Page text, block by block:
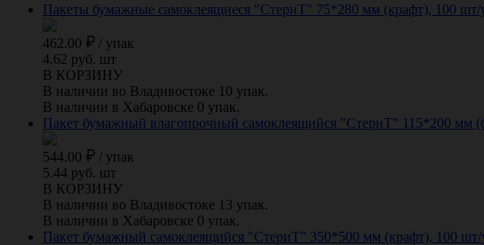
Пакеты бумажные самоклеящиеся "СтериТ" 75*280 мм (крафт), 100
462.00 / упак
4.62 руб. шт
В КОРЗИНУ
В наличии во Владивостоке 10 упак.
В наличии в Хабаровске 0 упак.
Пакет бумажный влагопрочный самоклеящийся "СтериТ" 115*200
544.00 / упак
5.44 руб. шт
В КОРЗИНУ
В наличии во Владивостоке 13 упак.
В наличии в Хабаровске 0 упак.
Пакет бумажный самоклеящийся "СтериТ" 350*500 мм (крафт), 100